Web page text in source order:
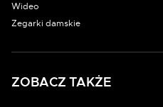
Wideo
Zegarki damskie
ZOBACZ TAKŻE